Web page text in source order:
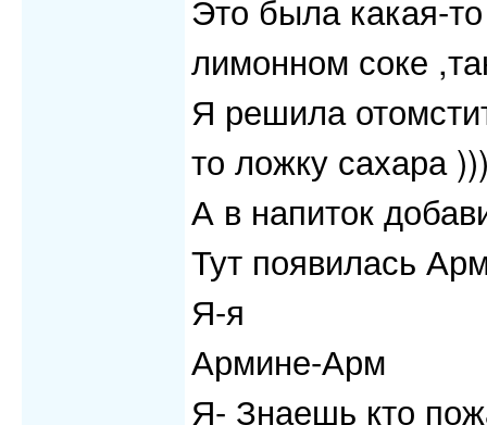
Это была какая-
лимонном соке
Я решила
то ложку сахара
А в напиток
Тут появилась
Я-я
Армине-Арм
Я- Знаешь кто